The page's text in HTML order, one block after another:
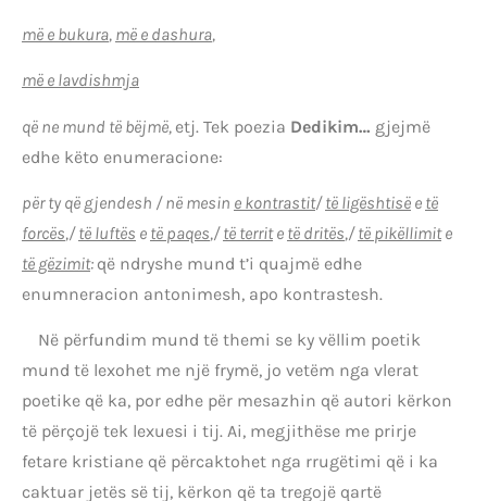
më e bukura, më e dashura,
më e lavdishmja
që ne mund të bëjmë, etj. Tek poezia Dedikim… gjejmë
edhe këto enumeracione:
për ty që gjendesh / në mesin e kontrastit/të ligështisë e të
forcës,/të luftës e të paqes,/të territe të dritës,/të pikëllimite
të gëzimit: që ndryshe mund t’i quajmë edhe
enumneracion antonimesh, apo kontrastesh.
Në përfundim mund të themi se ky vëllim poetik
mund të lexohet me një frymë, jo vetëm nga vlerat
poetike që ka, por edhe për mesazhin që autori kërkon
të përçojë tek lexuesi i tij. Ai, megjithëse me prirje
fetare kristiane që përcaktohet nga rrugëtimi që i ka
caktuar jetës së tij, kërkon që ta tregojë qartë